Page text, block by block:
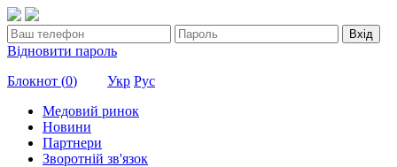
Вхід
Відновити пароль
Блокнот (0) Укр Рус
Медовий ринок
Новини
Партнери
Зворотній зв'язок